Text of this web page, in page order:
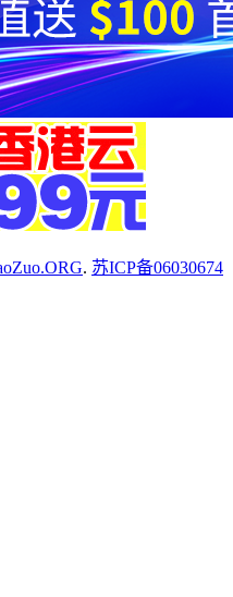
. 苏ICP备06030674